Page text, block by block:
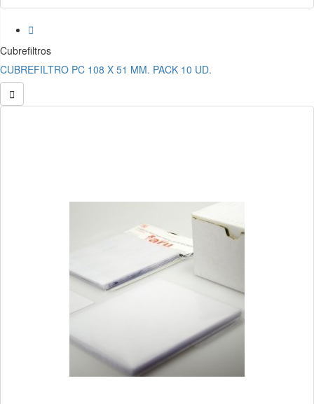

Cubrefiltros
CUBREFILTRO PC 108 X 51 MM. PACK 10 UD.
